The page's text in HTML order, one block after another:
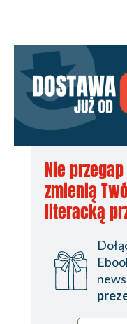
Nie
zmienią
literacką